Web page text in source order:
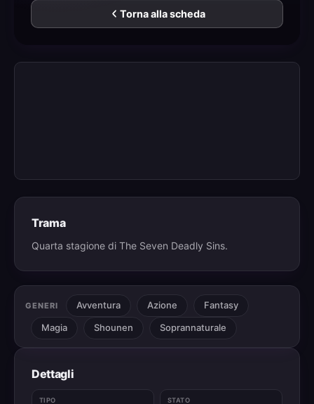
Torna alla scheda
Trama
Quarta stagione di The Seven Deadly Sins.
GENERI Avventura Azione
Fantasy
Magia
Shounen Soprannaturale
Dettagli
TIPO STATO